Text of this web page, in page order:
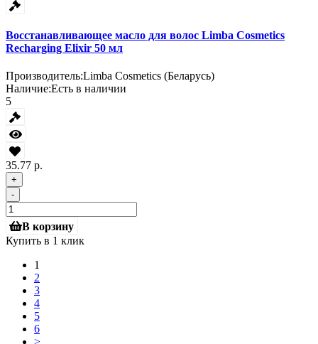
Восстанавливающее масло для волос Limba Cosmetics
Recharging Elixir 50 мл
Производитель:Limba Cosmetics (Беларусь)
Наличие:Есть в наличии
5
35.77 р.
+
-
В корзину
Купить в 1 клик
1
2
3
4
5
6
>